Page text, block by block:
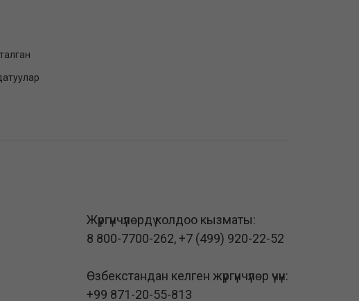
Жүргүнчүлөрдү колдоо кызматы:
8 800-7700-262,+7 (499) 920-22-52
Өзбекстандан келген жүргүнчүлөр үчүн:
+99 871-20-55-813